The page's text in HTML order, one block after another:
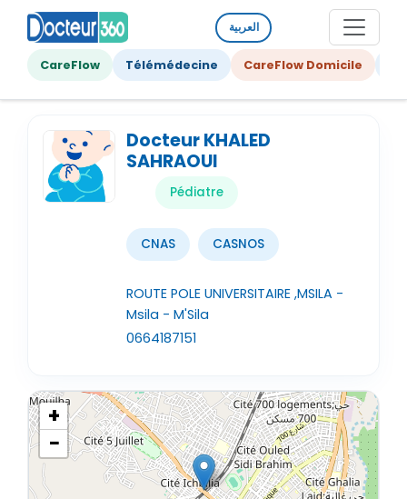
العربية
CareFlow Télémédecine CareFlow Domicile
Docteur KHALED
SAHRAOUI
Pédiatre
CNAS CASNOS
ROUTE POLE UNIVERSITAIRE ,MSILA -
Msila - M'Sila
0664187151
+
−